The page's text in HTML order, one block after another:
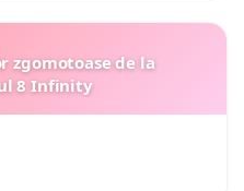
zgomotoase de la
8 Infinity